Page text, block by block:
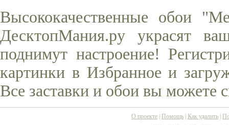
Высококачественные обои
ДесктопМания.ру украсят
поднимут настроение!
картинки в Избранное и
Все заставки и обои вы можете
О проекте Помощь Как удалить